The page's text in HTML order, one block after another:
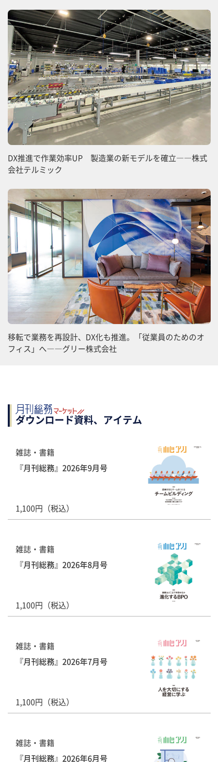
DX推進で作業効率UP 製造業の新モデルを確立――株式
会社テルミック
移転で業務を再設計、DX化も推進。「従業員のためのオ
フィス」へ――グリー株式会社
ダウンロード資料、アイテム
雑誌・書籍
『月刊総務』2026年9月号
1,100円（税込）
雑誌・書籍
『月刊総務』2026年8月号
1,100円（税込）
雑誌・書籍
『月刊総務』2026年7月号
1,100円（税込）
雑誌・書籍
『月刊総務』2026年6月号